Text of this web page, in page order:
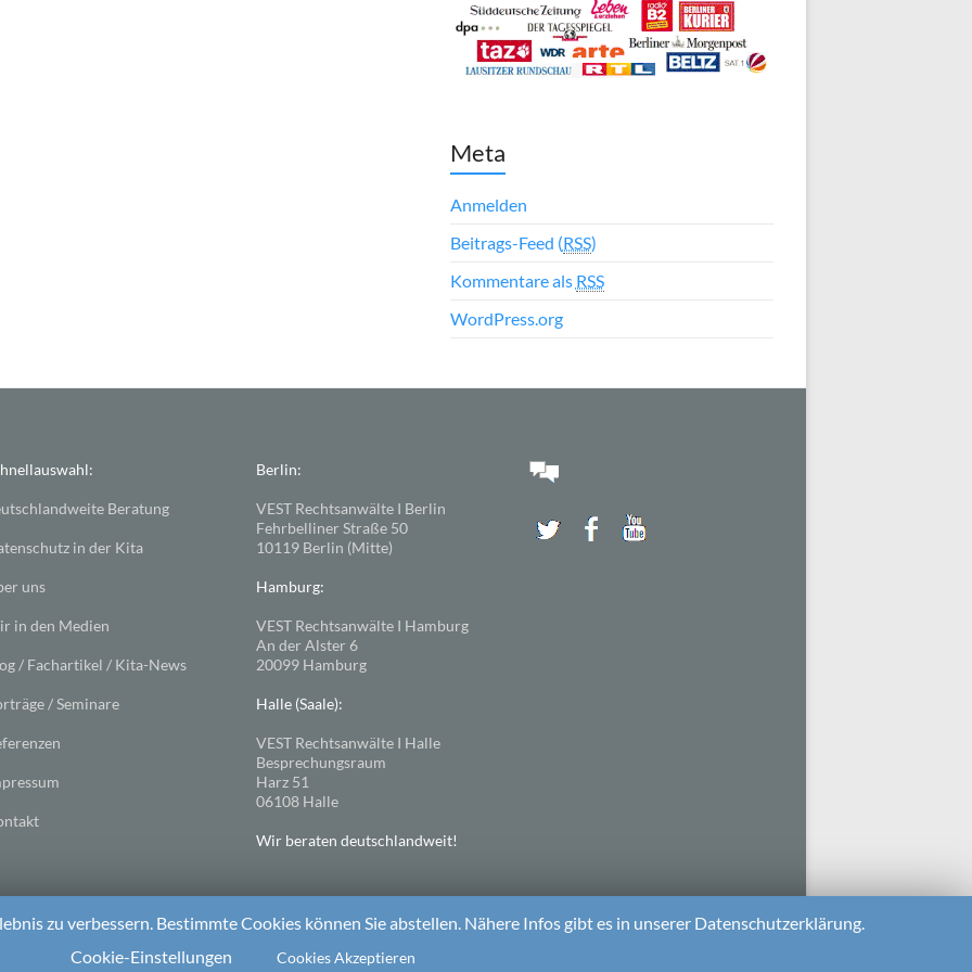
Meta
Anmelden
Beitrags-Feed (RSS)
Kommentare als RSS
WordPress.org
Beratung
in der Kita
uns
in den Medien
/ Fachartikel / Kita-News
/ Seminare
Berlin:
VEST Rechtsanwälte I Berlin
Fehrbelliner Straße 50
10119 Berlin (Mitte)
Hamburg:
VEST Rechtsanwälte I Hamburg
An der Alster 6
20099 Hamburg
Halle (Saale):
VEST Rechtsanwälte I Halle
Besprechungsraum
Harz 51
06108 Halle
Wir beraten deutschlandweit!
zu verbessern. Bestimmte Cookies können Sie abstellen. Nähere Infos gibt es in unserer Datenschutzerklärung.
Cookie-Einstellungen
Cookies Akzeptieren